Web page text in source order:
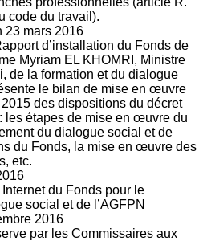
code du travail).
23 mars 2016
d’installation du Fonds de
Myriam EL KHOMRI, Ministre
de la formation et du dialogue
le bilan de mise en œuvre
des dispositions du décret
les étapes de mise en œuvre du
du dialogue social et de
du Fonds, la mise en œuvre des
etc.
du Fonds pour le
social et de l’AGFPN
2016
par les Commissaires aux